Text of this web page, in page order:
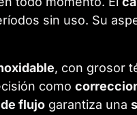
sin uso. Su
, con grosor
como
flujo garantiza una